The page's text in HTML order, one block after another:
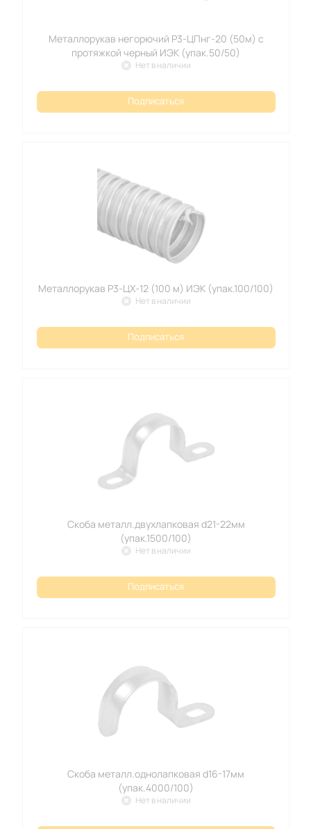
Металлорукав негорючий Р3-ЦПнг-20 (50м) с
протяжкой черный ИЭК (упак.50/50)
Нет в наличии
Подписаться
Металлорукав Р3-ЦХ-12 (100 м) ИЭК (упак.100/100)
Нет в наличии
Подписаться
Скоба металл.двухлапковая d21-22мм
(упак.1500/100)
Нет в наличии
Подписаться
Скоба металл.однолапковая d16-17мм
(упак.4000/100)
Нет в наличии